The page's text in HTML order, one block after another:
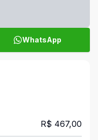
WhatsApp
R$ 467,00